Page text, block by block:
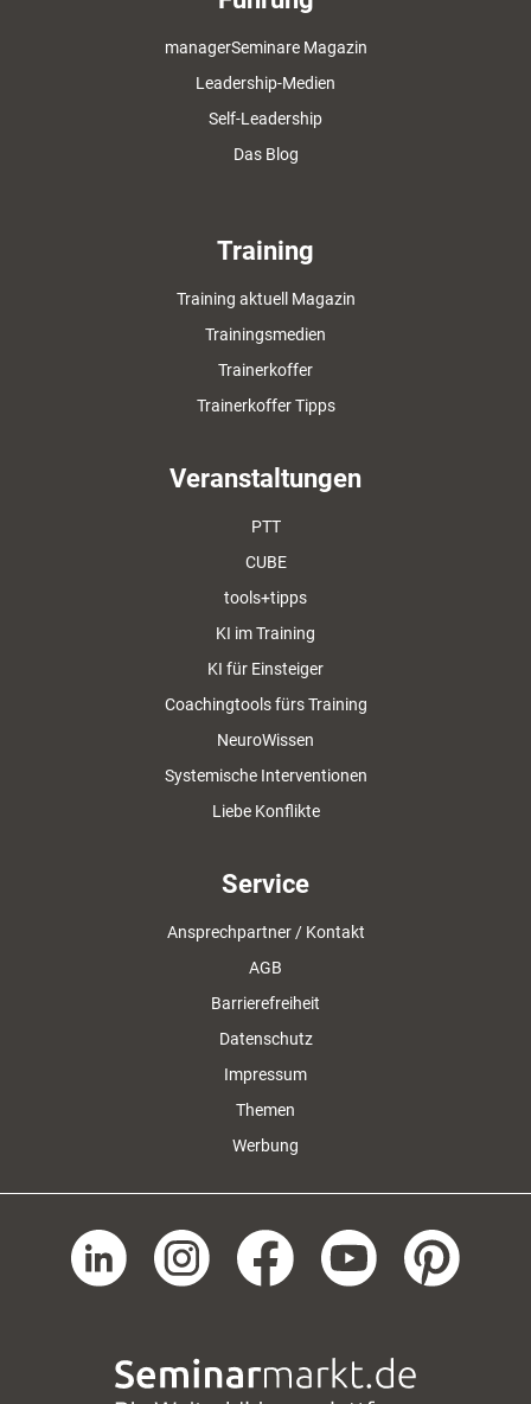
managerSeminare Magazin
Leadership-Medien
Self-Leadership
Das Blog
Training
Training aktuell Magazin
Trainingsmedien
Trainerkoffer
Trainerkoffer Tipps
Veranstaltungen
PTT
CUBE
tools+tipps
KI im Training
KI für Einsteiger
Coachingtools fürs Training
NeuroWissen
Systemische Interventionen
Liebe Konflikte
Service
Ansprechpartner / Kontakt
AGB
Barrierefreiheit
Datenschutz
Impressum
Themen
Werbung